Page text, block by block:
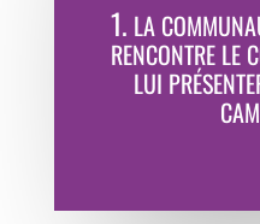
1. LA
RENCONTRE LE
LUI